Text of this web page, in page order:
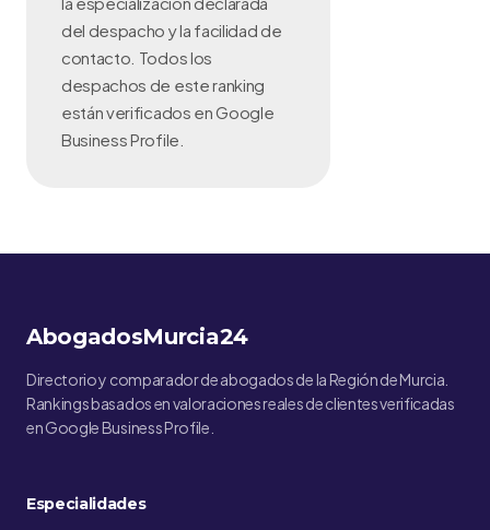
del despacho y la facilidad de
contacto. Todos los
despachos de este ranking
están verificados en Google
Business Profile.
AbogadosMurcia24
Directorio y comparador de abogados de la Región de Murcia.
Rankings basados en valoraciones reales de clientes verificadas
en Google Business Profile.
Especialidades